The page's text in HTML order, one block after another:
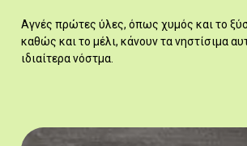
Αγνές πρώτες ύλες, όπως χυμός και το
καθώς και το μέλι, κάνουν τα νηστίσιμα
ιδιαίτερα νόστμα.